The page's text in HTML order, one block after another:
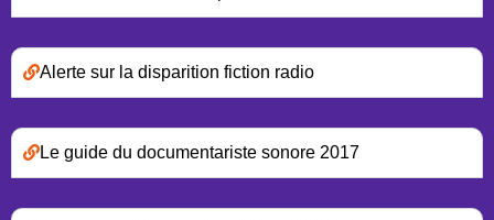
Alerte sur la disparition fiction radio
Le guide du documentariste sonore 2017